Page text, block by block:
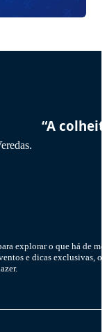
“A
explorar o que há de
e dicas exclusivas,